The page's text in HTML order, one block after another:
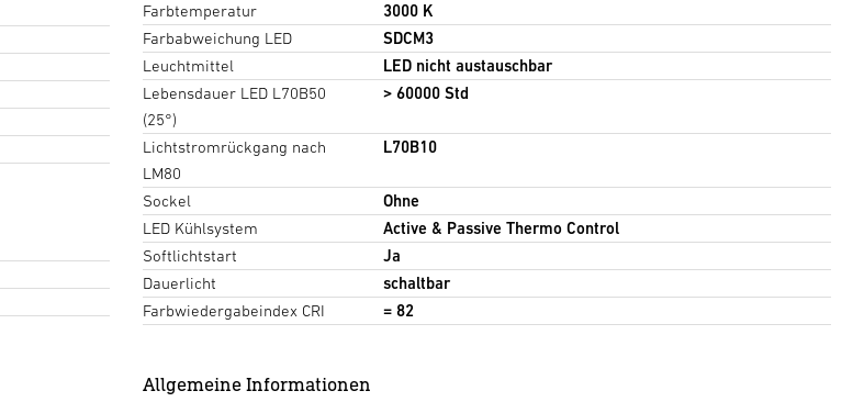
Farbtemperatur
3000 K
Farbabweichung LED
SDCM3
Leuchtmittel
LED nicht austauschbar
Lebensdauer LED L70B50
(25°)
> 60000 Std
Lichtstromrückgang nach
LM80
L70B10
Sockel
Ohne
LED Kühlsystem
Active & Passive Thermo Control
Softlichtstart
Ja
Dauerlicht
schaltbar
Farbwiedergabeindex CRI
= 82
Allgemeine Informationen